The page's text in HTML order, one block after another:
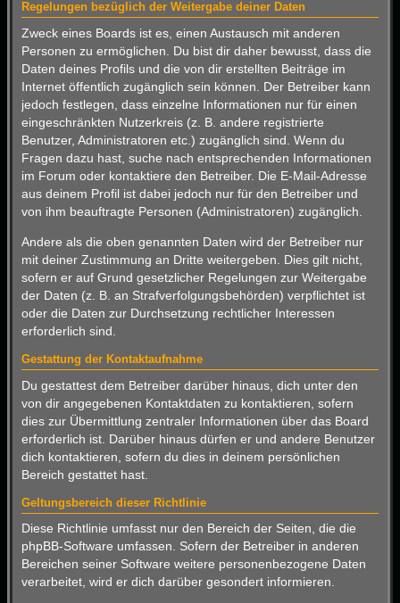
Regelungen bezüglich der Weitergabe deiner Daten
Zweck eines Boards ist es, einen Austausch mit anderen
Personen zu ermöglichen. Du bist dir daher bewusst, dass die
Daten deines Profils und die von dir erstellten Beiträge im
Internet öffentlich zugänglich sein können. Der Betreiber kann
jedoch festlegen, dass einzelne Informationen nur für einen
eingeschränkten Nutzerkreis (z. B. andere registrierte
Benutzer, Administratoren etc.) zugänglich sind. Wenn du
Fragen dazu hast, suche nach entsprechenden Informationen
im Forum oder kontaktiere den Betreiber. Die E-Mail-Adresse
aus deinem Profil ist dabei jedoch nur für den Betreiber und
von ihm beauftragte Personen (Administratoren) zugänglich.
Andere als die oben genannten Daten wird der Betreiber nur
mit deiner Zustimmung an Dritte weitergeben. Dies gilt nicht,
sofern er auf Grund gesetzlicher Regelungen zur Weitergabe
der Daten (z. B. an Strafverfolgungsbehörden) verpflichtet ist
oder die Daten zur Durchsetzung rechtlicher Interessen
erforderlich sind.
Gestattung der Kontaktaufnahme
Du gestattest dem Betreiber darüber hinaus, dich unter den
von dir angegebenen Kontaktdaten zu kontaktieren, sofern
dies zur Übermittlung zentraler Informationen über das Board
erforderlich ist. Darüber hinaus dürfen er und andere Benutzer
dich kontaktieren, sofern du dies in deinem persönlichen
Bereich gestattet hast.
Geltungsbereich dieser Richtlinie
Diese Richtlinie umfasst nur den Bereich der Seiten, die die
phpBB-Software umfassen. Sofern der Betreiber in anderen
Bereichen seiner Software weitere personenbezogene Daten
verarbeitet, wird er dich darüber gesondert informieren.